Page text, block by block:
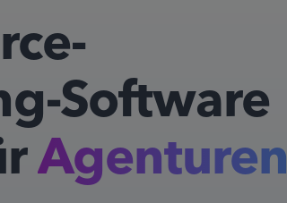
Software
Agenturen